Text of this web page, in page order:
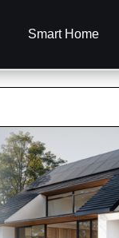
Smart Home